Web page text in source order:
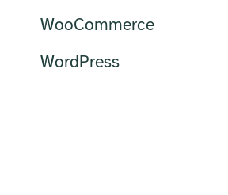
WooCommerce
WordPress